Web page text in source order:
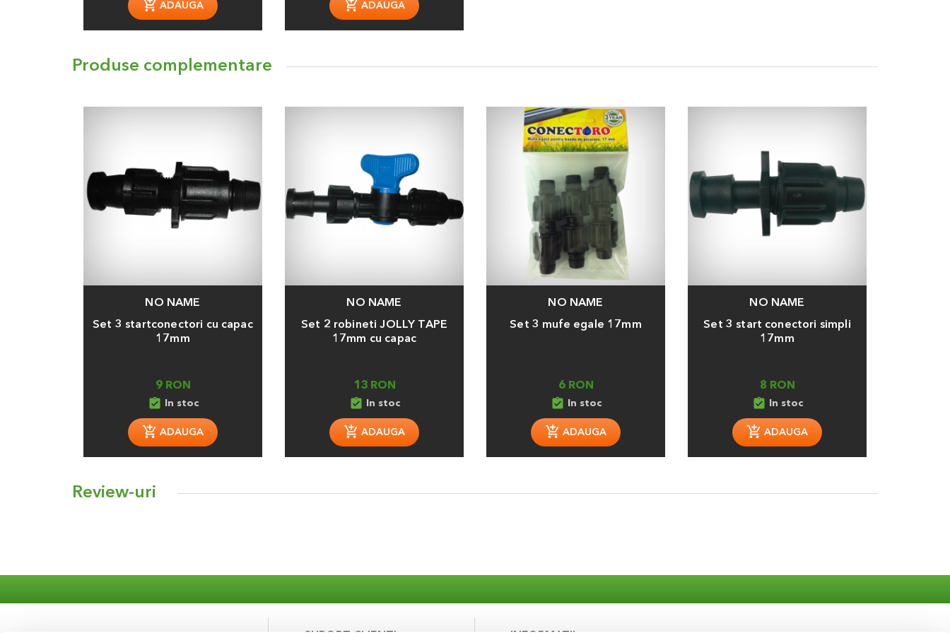
ADAUGA ADAUGA
Produse complementare
NO NAME
Set 3 startconectori cu capac
17mm
9 RON
assignment_turned_in In stoc
ADAUGA
NO NAME
Set 2 robineti JOLLY TAPE
17mm cu capac
13 RON
assignment_turned_in In stoc
ADAUGA
NO NAME
Set 3 mufe egale 17mm
6 RON
assignment_turned_in In stoc
ADAUGA
NO NAME
Set 3 start conectori simpli
17mm
8 RON
assignment_turned_in In stoc
ADAUGA
Review-uri